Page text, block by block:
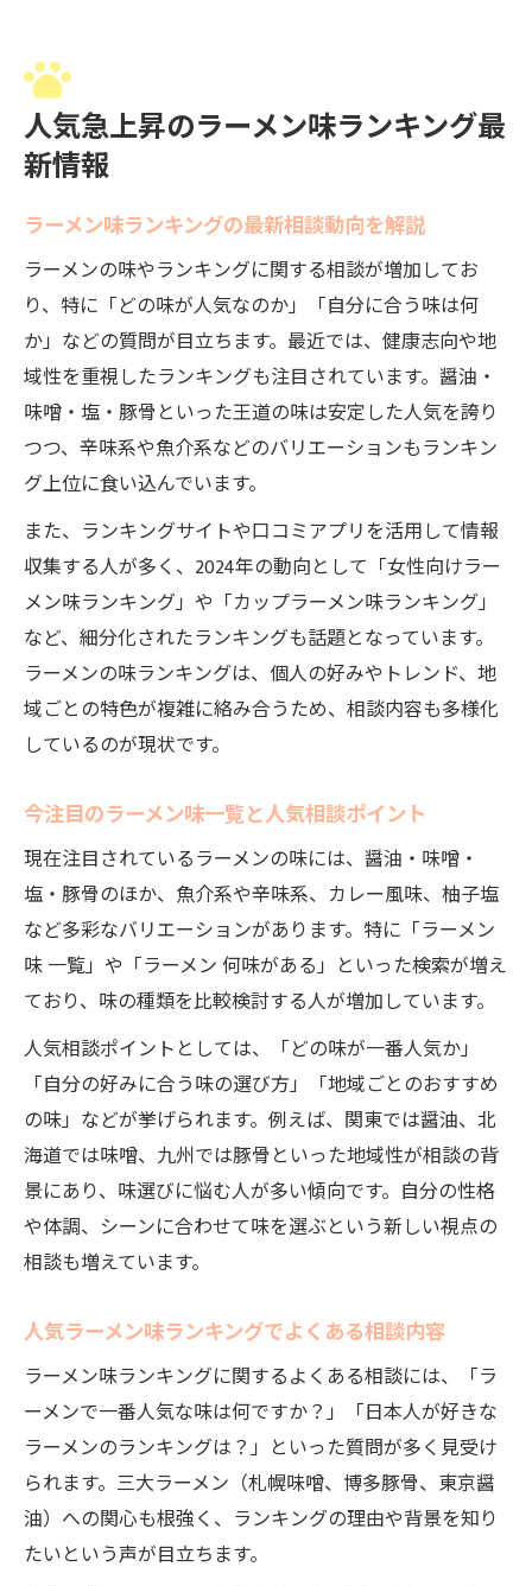
醤油ラーメンなど味ごとの相談傾向とは
ラーメンの味選びで相談が多い理由と傾向
ラーメン味の選び方に関する相談増加の背
景
相談が多いラーメン味ランキングの傾向分
析
味選び相談で重視されるラーメンランキン
グ情報
ラーメン味相談で注目のポイントと人気推
移
地域ごとに違うラーメン味の魅力を解説
地域ごとのラーメン味相談で人気の違いを
知る
ラーメン味地域別ランキングと相談トレン
ド
ラーメン味地域差に関する相談の具体例
地域で異なるラーメン味選び相談のコツ
あなた好みのラーメン味を探すポイント
好みに合うラーメン味相談の進め方と一覧
ラーメン味ランキングで自分好みを相談
ク
性格診断とラーメン味相談の活用ポイント
ラーメン味相談で分かるおすすめの選び方
三大ラーメンの特徴と今注目の味を探る
三大ラーメン味ランキングと相談のポイン
ト
話題の三大ラーメン味と相談内容の関係
三大ラーメン味相談が今注目の味につなが
る
三大ラーメン味一覧と人気相談パターン
味ランキングで分かるラーメン選びの秘訣
味ランキングと相談を活用したラーメン選
び
人気急上昇のラーメン味ランキング最
新情報
ラーメン味ランキングの最新相談動向を解説
ラーメンの味やランキングに関する相談が増加してお
り、特に「どの味が人気なのか」「自分に合う味は何
か」などの質問が目立ちます。最近では、健康志向や地
域性を重視したランキングも注目されています。醤油・
味噌・塩・豚骨といった王道の味は安定した人気を誇り
つつ、辛味系や魚介系などのバリエーションもランキン
グ上位に食い込んでいます。
また、ランキングサイトや口コミアプリを活用して情報
収集する人が多く、2024年の動向として「女性向けラー
メン味ランキング」や「カップラーメン味ランキング」
など、細分化されたランキングも話題となっています。
ラーメンの味ランキングは、個人の好みやトレンド、地
域ごとの特色が複雑に絡み合うため、相談内容も多様化
しているのが現状です。
今注目のラーメン味一覧と人気相談ポイント
現在注目されているラーメンの味には、醤油・味噌・
塩・豚骨のほか、魚介系や辛味系、カレー風味、柚子塩
など多彩なバリエーションがあります。特に「ラーメン
味 一覧」や「ラーメン 何味がある」といった検索が増え
ており、味の種類を比較検討する人が増加しています。
人気相談ポイントとしては、「どの味が一番人気か」
「自分の好みに合う味の選び方」「地域ごとのおすすめ
の味」などが挙げられます。例えば、関東では醤油、北
海道では味噌、九州では豚骨といった地域性が相談の背
景にあり、味選びに悩む人が多い傾向です。自分の性格
や体調、シーンに合わせて味を選ぶという新しい視点の
相談も増えています。
人気ラーメン味ランキングでよくある相談内容
ラーメン味ランキングに関するよくある相談には、「ラ
ーメンで一番人気な味は何ですか？」「日本人が好きな
ラーメンのランキングは？」といった質問が多く見受け
られます。三大ラーメン（札幌味噌、博多豚骨、東京醤
油）への関心も根強く、ランキングの理由や背景を知り
たいという声が目立ちます。